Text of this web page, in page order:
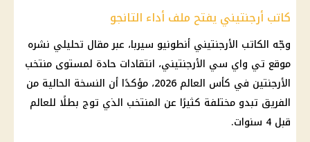
كاتب أرجنتيني يفتح ملف أداء التانجو
وجّه الكاتب الأرجنتيني أنطونيو سيربا، عبر مقال تحليلي نشره
موقع تي واي سي الأرجنتيني، انتقادات حادة لمستوى منتخب
الأرجنتين في كأس العالم 2026، مؤكدًا أن النسخة الحالية من
الفريق تبدو مختلفة كثيرًا عن المنتخب الذي توج بطلًا للعالم
قبل 4 سنوات.